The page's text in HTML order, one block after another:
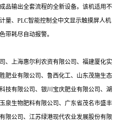
品输出全套流程的全新设备。该机适用不
量、PLC智能控制全中文显示触摸屏人机
带耗尽自动报警。
上海惠尔利农资有限公司、福建厦化实
肥业有限公司、鲁西化工、山东茂施生态
技有限公司、银川宝庆肥业有限公司、湖
泉生物肥料有限公司、广东省茂名市盛丰
限公司、江苏绿港现代农业发展股份有限